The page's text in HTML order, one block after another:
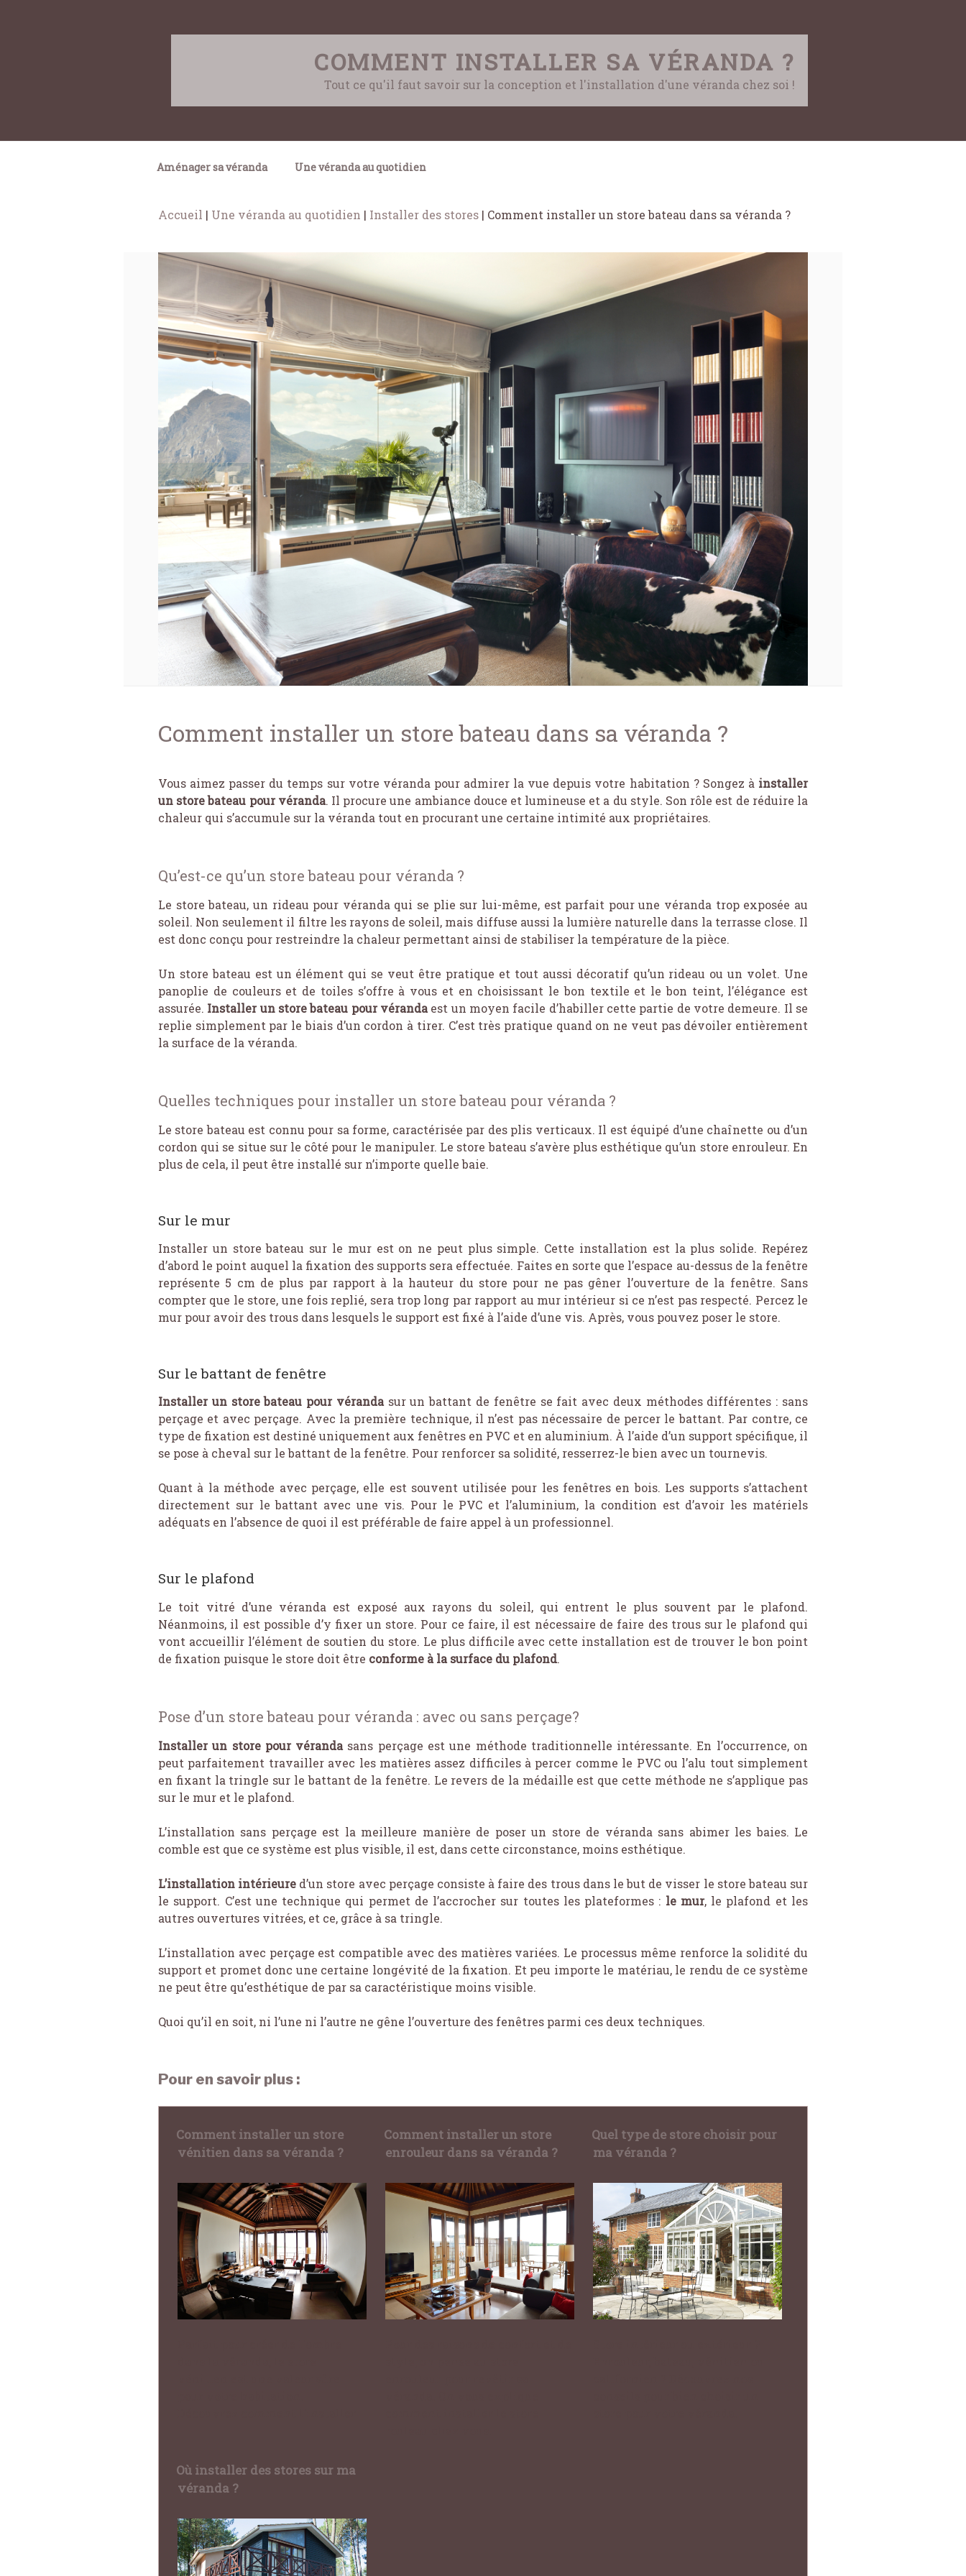
COMMENT INSTALLER SA VÉRANDA ?
Tout ce qu'il faut savoir sur la conception et l'installation d'une véranda chez soi !
Aménager sa véranda Une véranda au quotidien
Accueil | Une véranda au quotidien | Installer des stores | Comment installer un store bateau dans sa véranda ?
Comment installer un store bateau dans sa véranda ?
Vous aimez passer du temps sur votre véranda pour admirer la vue depuis votre habitation ? Songez à installer
un store bateau pour véranda. Il procure une ambiance douce et lumineuse et a du style. Son rôle est de réduire la
chaleur qui s’accumule sur la véranda tout en procurant une certaine intimité aux propriétaires.
Qu’est-ce qu’un store bateau pour véranda ?
Le store bateau, un rideau pour véranda qui se plie sur lui-même, est parfait pour une véranda trop exposée au
soleil. Non seulement il filtre les rayons de soleil, mais diffuse aussi la lumière naturelle dans la terrasse close. Il
est donc conçu pour restreindre la chaleur permettant ainsi de stabiliser la température de la pièce.
Un store bateau est un élément qui se veut être pratique et tout aussi décoratif qu’un rideau ou un volet. Une
panoplie de couleurs et de toiles s’offre à vous et en choisissant le bon textile et le bon teint, l’élégance est
assurée. Installer un store bateau pour véranda est un moyen facile d’habiller cette partie de votre demeure. Il se
replie simplement par le biais d’un cordon à tirer. C’est très pratique quand on ne veut pas dévoiler entièrement
la surface de la véranda.
Quelles techniques pour installer un store bateau pour véranda ?
Le store bateau est connu pour sa forme, caractérisée par des plis verticaux. Il est équipé d’une chaînette ou d’un
cordon qui se situe sur le côté pour le manipuler. Le store bateau s’avère plus esthétique qu’un store enrouleur. En
plus de cela, il peut être installé sur n’importe quelle baie.
Sur le mur
Installer un store bateau sur le mur est on ne peut plus simple. Cette installation est la plus solide. Repérez
d’abord le point auquel la fixation des supports sera effectuée. Faites en sorte que l’espace au-dessus de la fenêtre
représente 5 cm de plus par rapport à la hauteur du store pour ne pas gêner l’ouverture de la fenêtre. Sans
compter que le store, une fois replié, sera trop long par rapport au mur intérieur si ce n’est pas respecté. Percez le
mur pour avoir des trous dans lesquels le support est fixé à l’aide d’une vis. Après, vous pouvez poser le store.
Sur le battant de fenêtre
Installer un store bateau pour vérandasur un battant de fenêtre se fait avec deux méthodes différentes : sans
perçage et avec perçage. Avec la première technique, il n’est pas nécessaire de percer le battant. Par contre, ce
type de fixation est destiné uniquement aux fenêtres en PVC et en aluminium. À l’aide d’un support spécifique, il
se pose à cheval sur le battant de la fenêtre. Pour renforcer sa solidité, resserrez-le bien avec un tournevis.
Quant à la méthode avec perçage, elle est souvent utilisée pour les fenêtres en bois. Les supports s’attachent
directement sur le battant avec une vis. Pour le PVC et l’aluminium, la condition est d’avoir les matériels
adéquats en l’absence de quoi il est préférable de faire appel à un professionnel.
Sur le plafond
Le toit vitré d’une véranda est exposé aux rayons du soleil, qui entrent le plus souvent par le plafond.
Néanmoins, il est possible d’y fixer un store. Pour ce faire, il est nécessaire de faire des trous sur le plafond qui
vont accueillir l’élément de soutien du store. Le plus difficile avec cette installation est de trouver le bon point
de fixation puisque le store doit être conforme à la surface du plafond.
Pose d’un store bateau pour véranda : avec ou sans perçage?
Installer un store pour véranda sans perçage est une méthode traditionnelle intéressante. En l’occurrence, on
peut parfaitement travailler avec les matières assez difficiles à percer comme le PVC ou l’alu tout simplement
en fixant la tringle sur le battant de la fenêtre. Le revers de la médaille est que cette méthode ne s’applique pas
sur le mur et le plafond.
L’installation sans perçage est la meilleure manière de poser un store de véranda sans abimer les baies. Le
comble est que ce système est plus visible, il est, dans cette circonstance, moins esthétique.
L’installation intérieure d’un store avec perçage consiste à faire des trous dans le but de visser le store bateau sur
le support. C’est une technique qui permet de l’accrocher sur toutes les plateformes : le mur, le plafond et les
autres ouvertures vitrées, et ce, grâce à sa tringle.
L’installation avec perçage est compatible avec des matières variées. Le processus même renforce la solidité du
support et promet donc une certaine longévité de la fixation. Et peu importe le matériau, le rendu de ce système
ne peut être qu’esthétique de par sa caractéristique moins visible.
Quoi qu’il en soit, ni l’une ni l’autre ne gêne l’ouverture des fenêtres parmi ces deux techniques.
Pour en savoir plus :
Comment installer un store
vénitien dans sa véranda ?
Comment installer un store
enrouleur dans sa véranda ?
Quel type de store choisir pour
ma véranda ?
Où installer des stores sur ma
véranda ?